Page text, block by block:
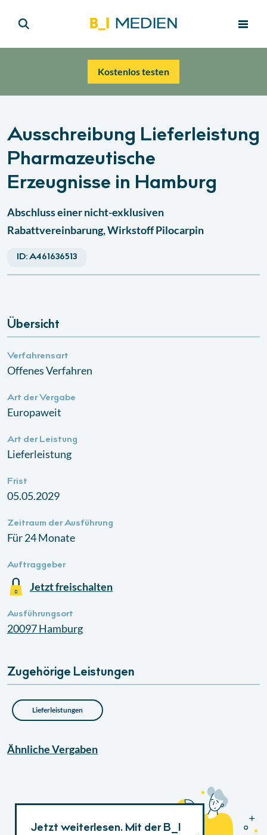
Kostenlos testen
Ausschreibung Lieferleistung
Pharmazeutische
Erzeugnisse in Hamburg
Abschluss einer nicht-exklusiven
Rabattvereinbarung, Wirkstoff Pilocarpin
ID:A461636513
Übersicht
Verfahrensart
Offenes Verfahren
Art der Vergabe
Europaweit
Art der Leistung
Lieferleistung
Frist
05.05.2029
Zeitraum der Ausführung
Für 24 Monate
Auftraggeber
Jetzt freischalten
Ausführungsort
20097Hamburg
Zugehörige Leistungen
Lieferleistungen
ÄhnlicheVergaben
Jetzt weiterlesen. Mit der B_I